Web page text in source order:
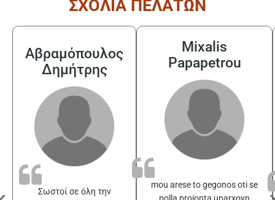
ΣΧΟΛΙΑ ΠΕΛΑΤΩΝ
Αβραμόπουλος
Δημήτρης
Σωστοί σε όλη την
Mixalis
Papapetrou
mou arese to gegonos oti se
polla proionta uparxoyn